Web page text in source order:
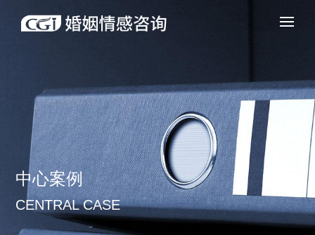
中心案例
CENTRAL CASE